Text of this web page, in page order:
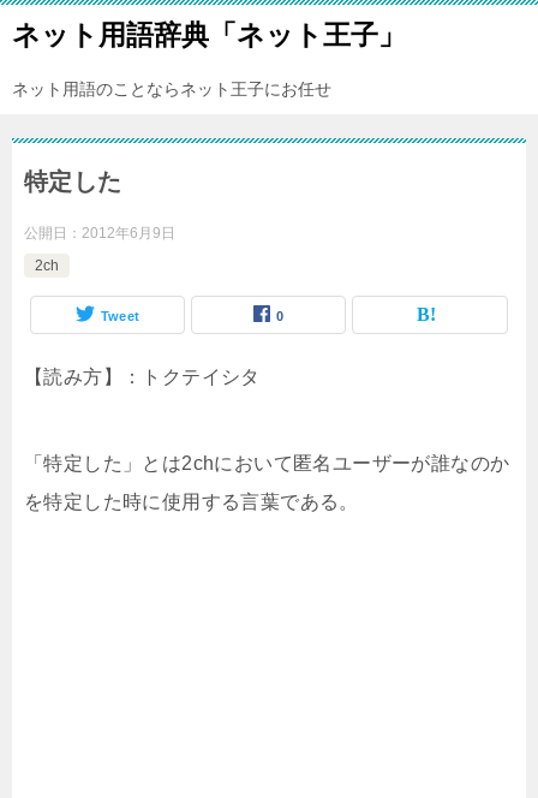
ネット用語辞典「ネット王子」
ネット用語のことならネット王子にお任せ
特定した
公開日： 2012年6月9日
2ch
Tweet 0
【読み方】：トクテイシタ
「特定した」とは2chにおいて匿名ユーザーが誰なのか
を特定した時に使用する言葉である。